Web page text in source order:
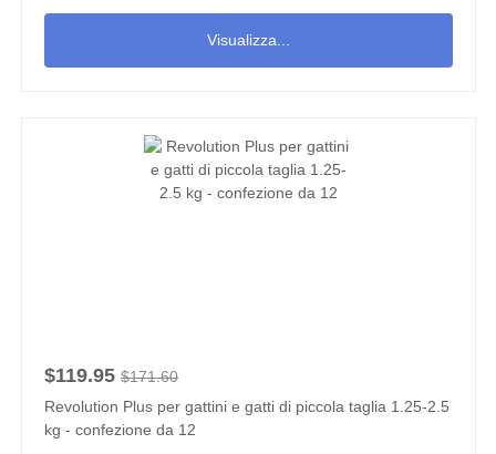
Visualizza...
$119.95 $171.60
Revolution Plus per gattini e gatti di piccola taglia 1.25-2.5
kg - confezione da 12